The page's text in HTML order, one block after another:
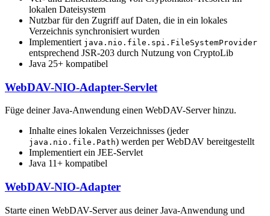
lokalen Dateisystem
Nutzbar für den Zugriff auf Daten, die in ein lokales
Verzeichnis synchronisiert wurden
Implementiert java.nio.file.spi.FileSystemProvider
entsprechend JSR-203 durch Nutzung von CryptoLib
Java 25+ kompatibel
WebDAV-NIO-Adapter-Servlet
Füge deiner Java-Anwendung einen WebDAV-Server hinzu.
Inhalte eines lokalen Verzeichnisses (jeder
java.nio.file.Path) werden per WebDAV bereitgestellt
Implementiert ein JEE-Servlet
Java 11+ kompatibel
WebDAV-NIO-Adapter
Starte einen WebDAV-Server aus deiner Java-Anwendung und